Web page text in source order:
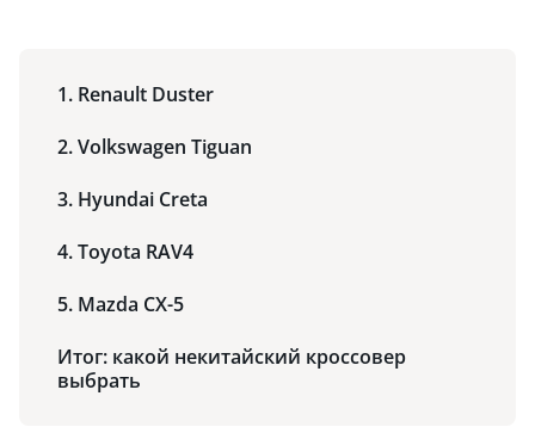
1. Renault Duster
2. Volkswagen Tiguan
3. Hyundai Creta
4. Toyota RAV4
5. Mazda CX-5
Итог: какой некитайский кроссовер
выбрать